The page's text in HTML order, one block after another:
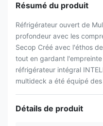
Résumé du produit
Réfrigérateur ouvert de
profondeur avec les
Secop Créé avec l'éthos
tout en gardant
réfrigérateur intégral
multideck a été équipé des
Détails de produit